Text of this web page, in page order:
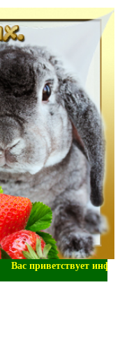
Вас приветствует